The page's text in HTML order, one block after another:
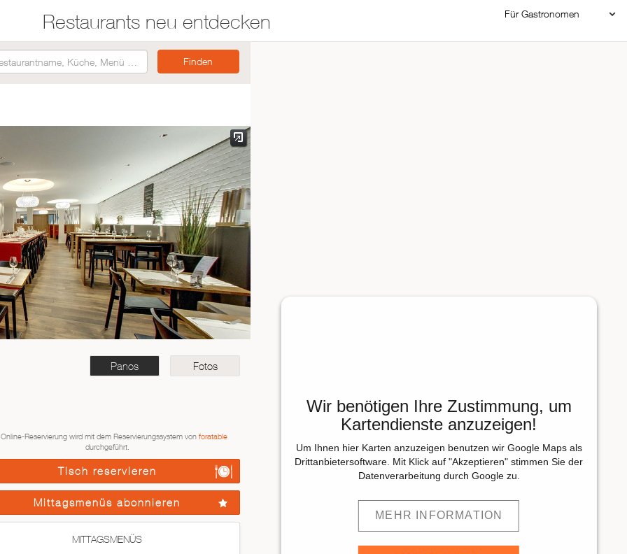
Restaurants neu entdecken
Für Gastronomen
ZUR RESTAURANTSUCHE
Asiatisch
Italienisch
Französisch
Traditionell
Vegetarisch
Mexikanisch
Spanisch
Panos Fotos
Reservierung wird mit dem Reservierungssystem von foratable
durchgeführt.
Tisch reservieren
Mittagsmenüs abonnieren
MITTAGSMENÜS
Wir benötigen Ihre Zustimmung, um
Kartendienste anzuzeigen!
Um Ihnen hier Karten anzuzeigen benutzen wir Google Maps als
Drittanbietersoftware. Mit Klick auf "Akzeptieren" stimmen Sie der
Datenverarbeitung durch Google zu.
MEHR INFORMATION